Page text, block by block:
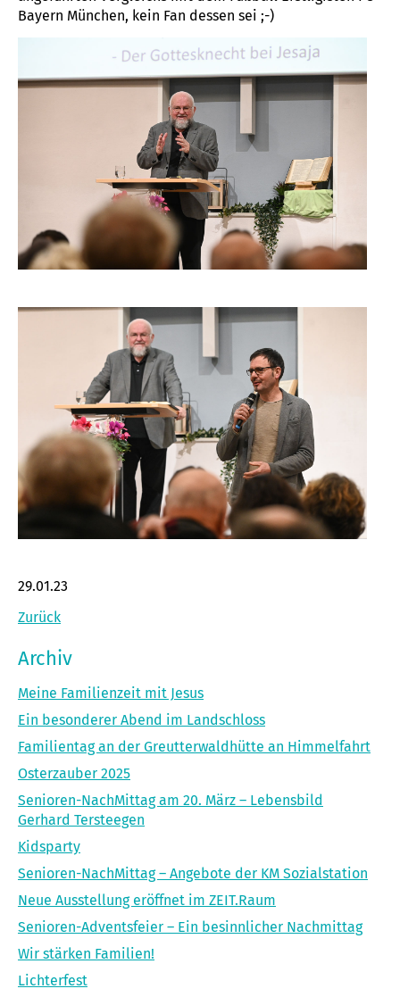
Bayern München, kein Fan dessen sei ;-)
29.01.23
Zurück
Archiv
Meine Familienzeit mit Jesus
Ein besonderer Abend im Landschloss
Familientag an der Greutterwaldhütte an Himmelfahrt
Osterzauber 2025
Senioren-NachMittag am 20. März – Lebensbild
Gerhard Tersteegen
Kidsparty
Senioren-NachMittag – Angebote der KM Sozialstation
Neue Ausstellung eröffnet im ZEIT.Raum
Senioren-Adventsfeier – Ein besinnlicher Nachmittag
Wir stärken Familien!
Lichterfest